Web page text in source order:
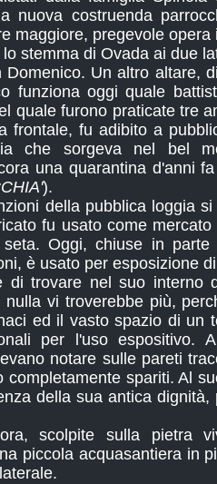
nuova costruenda
maggiore, pregevole
stemma di Ovada ai due
Domenico. Un altro altare,
funziona oggi quale
quale furono praticate tre
frontale, fu adibito a
che sorgeva nel bel
una quarantina d'anni
).
della pubblica loggia
fu usato come
Oggi, chiuse in
è usato per esposizione
di trovare nel suo interno
nulla vi troverebbe più,
ed il vasto spazio di un
per l'uso espositivo.
notare sulle pareti
completamente spariti. Al
della sua antica
scolpite sulla pietra
piccola acquasantiera in